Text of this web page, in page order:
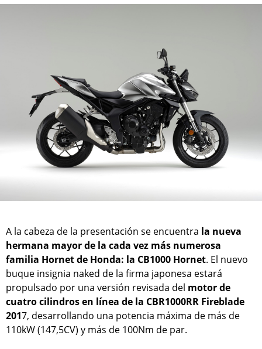
A la cabeza de la presentación se encuentra la nueva
hermana mayor de la cada vez más numerosa
familia Hornet de Honda: la CB1000 Hornet. El nuevo
buque insignia naked de la firma japonesa estará
propulsado por una versión revisada del motor de
cuatro cilindros en línea de la CBR1000RR Fireblade
2017, desarrollando una potencia máxima de más de
110kW (147,5CV) y más de 100Nm de par.